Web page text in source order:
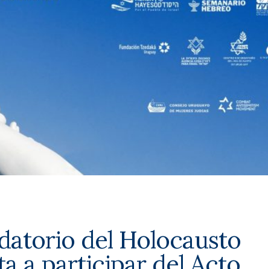
del Holocausto